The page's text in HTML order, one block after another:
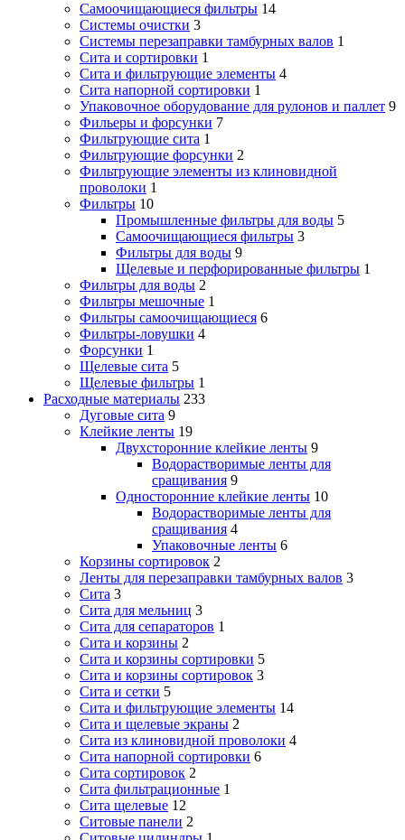
Самоочищающиеся фильтры 14
Системы очистки 3
Системы перезаправки тамбурных валов 1
Сита и сортировки 1
Сита и фильтрующие элементы 4
Сита напорной сортировки 1
Упаковочное оборудование для рулонов и паллет 9
Фильеры и форсунки 7
Фильтрующие сита 1
Фильтрующие форсунки 2
Фильтрующие элементы из клиновидной
проволоки 1
Фильтры 10
Промышленные фильтры для воды 5
Самоочищающиеся фильтры 3
Фильтры для воды 9
Щелевые и перфорированные фильтры 1
Фильтры для воды 2
Фильтры мешочные 1
Фильтры самоочищающиеся 6
Фильтры-ловушки 4
Форсунки 1
Щелевые сита 5
Щелевые фильтры 1
Расходные материалы 233
Дуговые сита 9
Клейкие ленты 19
Двухсторонние клейкие ленты 9
Водорастворимые ленты для
сращивания 9
Односторонние клейкие ленты 10
Водорастворимые ленты для
сращивания 4
Упаковочные ленты 6
Корзины сортировок 2
Ленты для перезаправки тамбурных валов 3
Сита 3
Сита для мельниц 3
Сита для сепараторов 1
Сита и корзины 2
Сита и корзины сортировки 5
Сита и корзины сортировок 3
Сита и сетки 5
Сита и фильтрующие элементы 14
Сита и щелевые экраны 2
Сита из клиновидной проволоки 4
Сита напорной сортировки 6
Сита сортировок 2
Сита фильтрационные 1
Сита щелевые 12
Ситовые панели 2